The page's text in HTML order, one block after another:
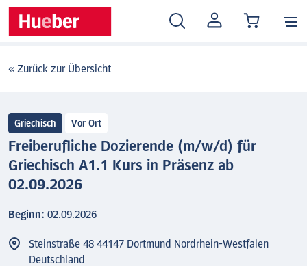
MEIN
KONTO
« Zurück zur Übersicht
Griechisch Vor Ort
Freiberufliche Dozierende (m/w/d) für
Griechisch A1.1 Kurs in Präsenz ab
02.09.2026
Beginn:02.09.2026
Steinstraße 48 44147 Dortmund Nordrhein-Westfalen
Deutschland